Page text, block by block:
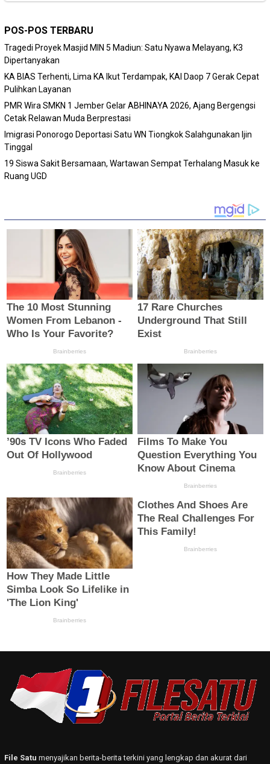
POS-POS TERBARU
Tragedi Proyek Masjid MIN 5 Madiun: Satu Nyawa Melayang, K3
Dipertanyakan
KA BIAS Terhenti, Lima KA Ikut Terdampak, KAI Daop 7 Gerak Cepat
Pulihkan Layanan
PMR Wira SMKN 1 Jember Gelar ABHINAYA 2026, Ajang Bergengsi
Cetak Relawan Muda Berprestasi
Imigrasi Ponorogo Deportasi Satu WN Tiongkok Salahgunakan Ijin
Tinggal
19 Siswa Sakit Bersamaan, Wartawan Sempat Terhalang Masuk ke
Ruang UGD
File Satu menyajikan berita-berita terkini yang lengkap dan akurat dari